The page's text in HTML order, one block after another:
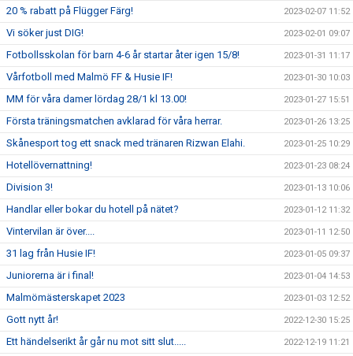
20 % rabatt på Flügger Färg! 2023-02-07 11:52
Vi söker just DIG! 2023-02-01 09:07
Fotbollsskolan för barn 4-6 år startar åter igen 15/8! 2023-01-31 11:17
Vårfotboll med Malmö FF & Husie IF! 2023-01-30 10:03
MM för våra damer lördag 28/1 kl 13.00! 2023-01-27 15:51
Första träningsmatchen avklarad för våra herrar. 2023-01-26 13:25
Skånesport tog ett snack med tränaren Rizwan Elahi. 2023-01-25 10:29
Hotellövernattning! 2023-01-23 08:24
Division 3! 2023-01-13 10:06
Handlar eller bokar du hotell på nätet? 2023-01-12 11:32
Vintervilan är över.... 2023-01-11 12:50
31 lag från Husie IF! 2023-01-05 09:37
Juniorerna är i final! 2023-01-04 14:53
Malmömästerskapet 2023 2023-01-03 12:52
Gott nytt år! 2022-12-30 15:25
Ett händelserikt år går nu mot sitt slut..... 2022-12-19 11:21